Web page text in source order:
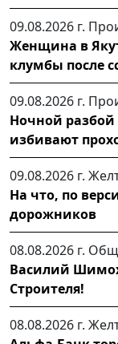
09.08.2026 г.
Женщина в
клумбы после
09.08.2026 г.
Ночной разбой
избивают
09.08.2026 г.
На что, по
дорожников
08.08.2026 г.
Василий
Строителя!
08.08.2026 г.